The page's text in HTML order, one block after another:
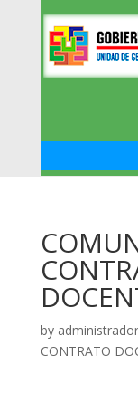
by administrador
CONTRATO